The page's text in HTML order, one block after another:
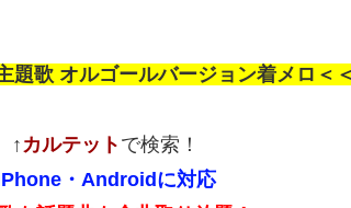
題歌 オルゴールバージョン着メロ＜＜
↑ カルテット で検索！
・Androidに対応